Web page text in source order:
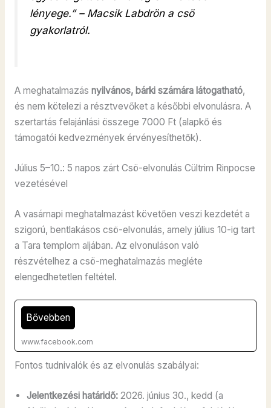
lényege.”– Macsik Labdrön a csö
gyakorlatról.
A meghatalmazás nyilvános, bárki számára látogatható,
és nem kötelezi a résztvevőket a későbbi elvonulásra. A
szertartás felajánlási összege 7000 Ft (alapkő és
támogatói kedvezmények érvényesíthetők).
Július 5–10.: 5 napos zárt Csö-elvonulás Cültrim Rinpocse
vezetésével
A vasárnapi meghatalmazást követően veszi kezdetét a
szigorú, bentlakásos csö-elvonulás, amely július 10-ig tart
a Tara templom aljában. Az elvonuláson való
részvételhez a csö-meghatalmazás megléte
elengedhetetlen feltétel.
Bővebben
www.facebook.com
Fontos tudnivalók és az elvonulás szabályai:
Jelentkezési határidő:2026. június 30., kedd (a